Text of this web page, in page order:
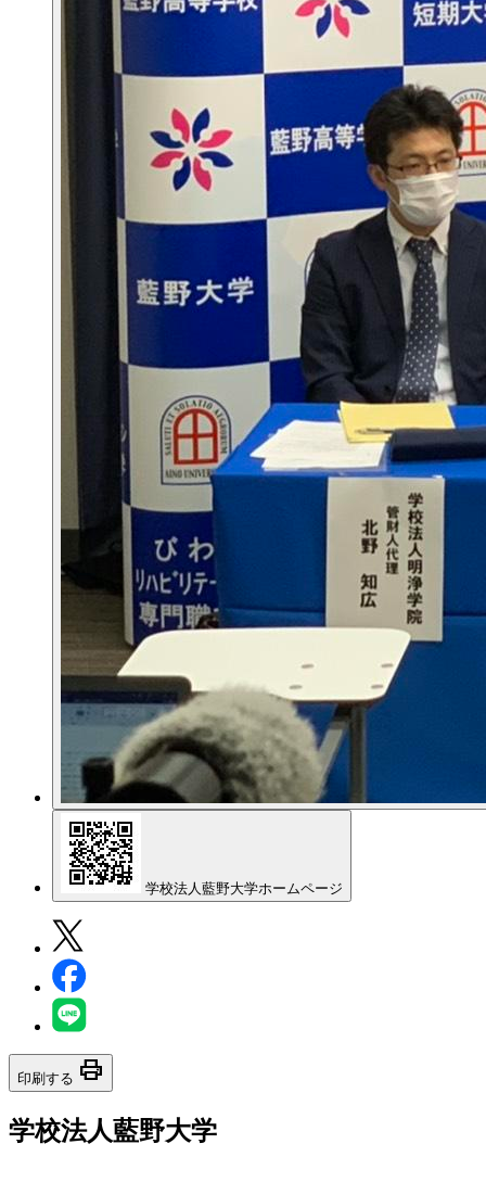
学校法人藍野大学ホームページ
印刷する print
学校法人藍野大学